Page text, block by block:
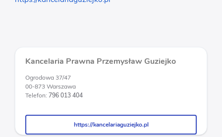
Kancelaria Prawna Przemysław Guziejko
Ogrodowa 37/47
00-873 Warszawa
Telefon: 796 013 404
https://kancelariaguziejko.pl
https://kancelariaguziejko.pl